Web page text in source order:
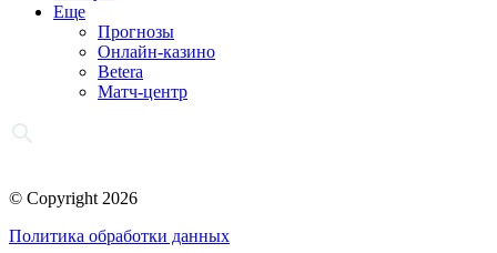
Еще
Прогнозы
Онлайн-казино
Betera
Матч-центр
© Copyright 2026
Политика обработки данных